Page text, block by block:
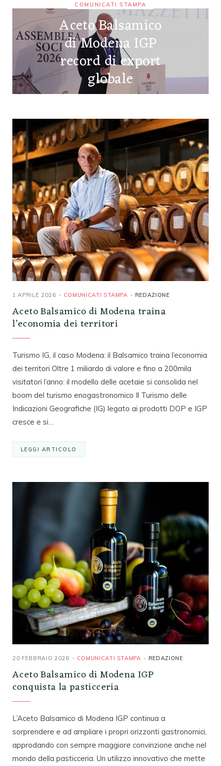
COMUNICATI STAMPA
Aceto Balsamico
di Modena IGP
record di export
globale
1 APRILE 2026 COMUNICATI STAMPA REDAZIONE
Aceto Balsamico di Modena traina
l’economia dei territori
Turismo IG, il caso Modena: il Balsamico traina l’economia
dei territori Oltre 1 miliardo di valore e fino a 200mila
visitatori l’anno: il modello delle acetaie si consolida nel
boom del turismo enogastronomico Il Turismo delle
Indicazioni Geografiche (IG) legato ai prodotti DOP e IGP
cresce e si…
LEGGI ARTICOLO
20 FEBBRAIO 2026 COMUNICATI STAMPA REDAZIONE
Aceto Balsamico di Modena IGP
conquista la pasticceria
L’Aceto Balsamico di Modena IGP continua a
sorprendere e ad ampliare i propri orizzonti gastronomici,
approdando con sempre maggiore convinzione anche nel
mondo della pasticceria. Un utilizzo innovativo che mette